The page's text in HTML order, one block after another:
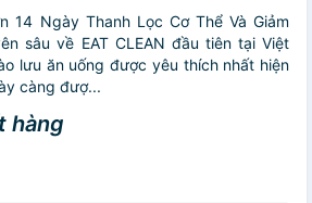
14 Ngày Thanh Lọc Cơ Thể Và Giảm
sâu về EAT CLEAN đầu tiên tại Việt
lưu ăn uống được yêu thích nhất hiện
càng đượ...
hàng